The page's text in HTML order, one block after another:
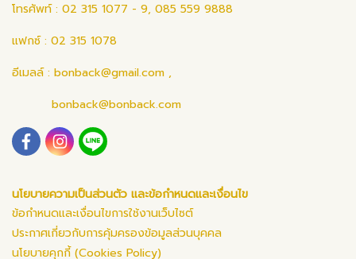
โทรศัพท์ : 02 315 1077 - 9, 085 559 9888
แฟกซ์ : 02 315 1078
อีเมลล์ : bonback@gmail.com ,
bonback@bonback.com
นโยบายความเป็นส่วนตัว และข้อกำหนดและเงื่อนไข
ข้อกำหนดและเงื่อนไขการใช้งานเว็บไซต์
ประกาศเกี่ยวกับการคุ้มครองข้อมูลส่วนบุคคล
นโยบายคุกกี้ (Cookies Policy)